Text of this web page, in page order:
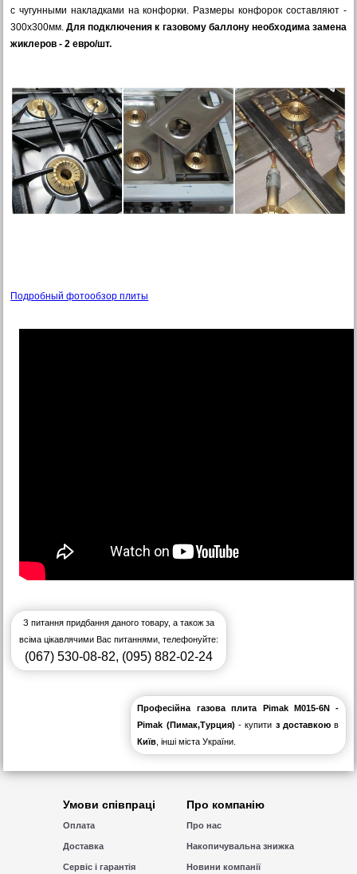
с чугунными накладками на конфорки. Размеры конфорок составляют -
300х300мм.Для подключения к газовому баллону необходима замена
жиклеров - 2 евро/шт.
Подробный фотообзор плиты
З питання придбання даного товару, а також за
всіма цікавлячими Вас питаннями, телефонуйте:
(067) 530-08-82, (095) 882-02-24
Професійна газова плита Pimak M015-6N -
Pimak (Пимак,Турция)- купити з доставкоюв
Київ , інші міста України.
Умови співпраці
Оплата
Доставка
Сервіс і гарантія
Про компанію
Про нас
Накопичувальна знижка
Новини компанії